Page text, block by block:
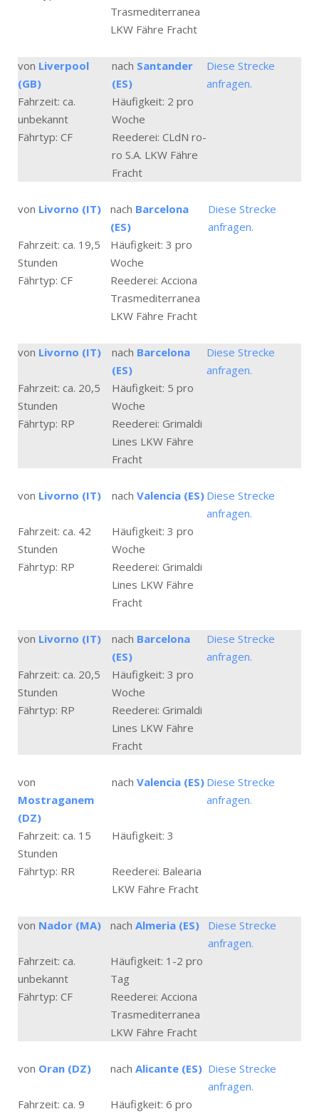
Trasmediterranea
LKW Fähre Fracht
von Liverpool
(GB)
nach Santander
(ES)
Diese Strecke
anfragen.
Fahrzeit: ca.
unbekannt
Häufigkeit: 2 pro
Woche
Fährtyp: CF
Reederei: CLdN ro-
ro S.A. LKW Fähre
Fracht
von Livorno (IT) nach Barcelona
(ES)
Diese Strecke
anfragen.
Fahrzeit: ca. 19,5
Stunden
Häufigkeit: 3 pro
Woche
Fährtyp: CF
Reederei: Acciona
Trasmediterranea
LKW Fähre Fracht
von Livorno (IT) nach Barcelona
(ES)
Diese Strecke
anfragen.
Fahrzeit: ca. 20,5
Stunden
Häufigkeit: 5 pro
Woche
Fährtyp: RP
Reederei: Grimaldi
Lines LKW Fähre
Fracht
von Livorno (IT) nach Valencia (ES) Diese Strecke
anfragen.
Fahrzeit: ca. 42
Stunden
Häufigkeit: 3 pro
Woche
Fährtyp: RP
Reederei: Grimaldi
Lines LKW Fähre
Fracht
von Livorno (IT) nach Barcelona
(ES)
Diese Strecke
anfragen.
Fahrzeit: ca. 20,5
Stunden
Häufigkeit: 3 pro
Woche
Fährtyp: RP
Reederei: Grimaldi
Lines LKW Fähre
Fracht
von
Mostraganem
(DZ)
nach Valencia (ES) Diese Strecke
anfragen.
Fahrzeit: ca. 15
Stunden
Häufigkeit: 3
Fährtyp: RR
Reederei: Balearia
LKW Fähre Fracht
von Nador (MA) nach Almeria (ES)
Diese Strecke
anfragen.
Fahrzeit: ca.
unbekannt
Häufigkeit: 1-2 pro
Tag
Fährtyp: CF
Reederei: Acciona
Trasmediterranea
LKW Fähre Fracht
von Oran (DZ) nach Alicante (ES) Diese Strecke
anfragen.
Fahrzeit: ca. 9
Häufigkeit: 6 pro